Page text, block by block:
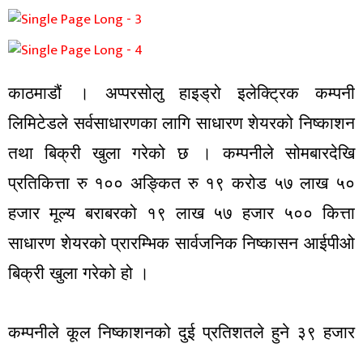
काठमाडौं । अप्परसोलु हाइड्रो इलेक्ट्रिक कम्पनी
लिमिटेडले सर्वसाधारणका लागि साधारण शेयरको निष्काशन
तथा बिक्री खुला गरेको छ । कम्पनीले सोमबारदेखि
प्रतिकित्ता रु १०० अङ्कित रु १९ करोड ५७ लाख ५०
हजार मूल्य बराबरको १९ लाख ५७ हजार ५०० कित्ता
साधारण शेयरको प्रारम्भिक सार्वजनिक निष्कासन आईपीओ
बिक्री खुला गरेको हो ।
कम्पनीले कूल निष्काशनको दुई प्रतिशतले हुने ३९ हजार